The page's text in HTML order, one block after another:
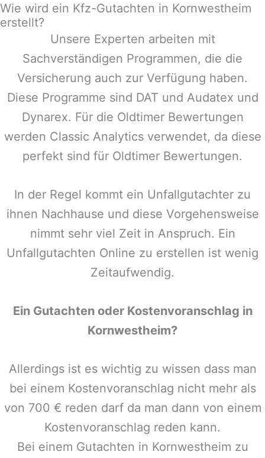
Wie wird ein Kfz-Gutachten in Kornwestheim
erstellt?
Unsere Experten arbeiten mit
Sachverständigen Programmen, die die
Versicherung auch zur Verfügung haben.
Diese Programme sind DAT und Audatex und
Dynarex. Für die Oldtimer Bewertungen
werden Classic Analytics verwendet, da diese
perfekt sind für Oldtimer Bewertungen.
In der Regel kommt ein Unfallgutachter zu
ihnen Nachhause und diese Vorgehensweise
nimmt sehr viel Zeit in Anspruch. Ein
Unfallgutachten Online zu erstellen ist wenig
Zeitaufwendig.
Ein Gutachten oder Kostenvoranschlag in
Kornwestheim?
Allerdings ist es wichtig zu wissen dass man
bei einem Kostenvoranschlag nicht mehr als
von 700 € reden darf da man dann von einem
Kostenvoranschlag reden kann.
Bei einem Gutachten in Kornwestheim zu